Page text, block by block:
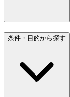
条件・目的から探す